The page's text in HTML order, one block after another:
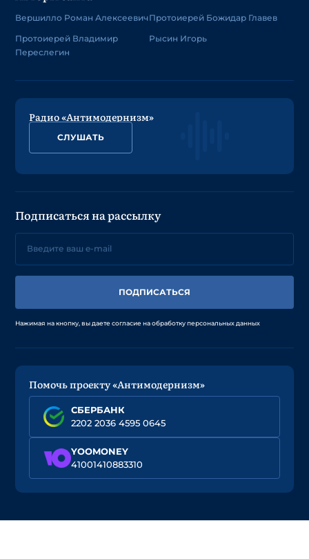
Вершилло Роман Алексеевич
Протоиерей Владимир
Переслегин
Протоиерей Божидар Главев
Рысин Игорь
Радио «Антимодернизм»
СЛУШАТЬ
Подписаться на рассылку
ПОДПИСАТЬСЯ
Нажимая на кнопку, вы даете согласие на обработку персональных данных
Помочь проекту «Антимодернизм»
СБЕРБАНК
2202 2036 4595 0645
YOOMONEY
41001410883310